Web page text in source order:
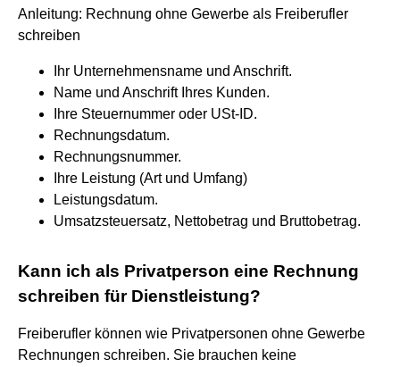
Anleitung: Rechnung ohne Gewerbe als Freiberufler
schreiben
Ihr Unternehmensname und Anschrift.
Name und Anschrift Ihres Kunden.
Ihre Steuernummer oder USt-ID.
Rechnungsdatum.
Rechnungsnummer.
Ihre Leistung (Art und Umfang)
Leistungsdatum.
Umsatzsteuersatz, Nettobetrag und Bruttobetrag.
Kann ich als Privatperson eine Rechnung
schreiben für Dienstleistung?
Freiberufler können wie Privatpersonen ohne Gewerbe
Rechnungen schreiben. Sie brauchen keine